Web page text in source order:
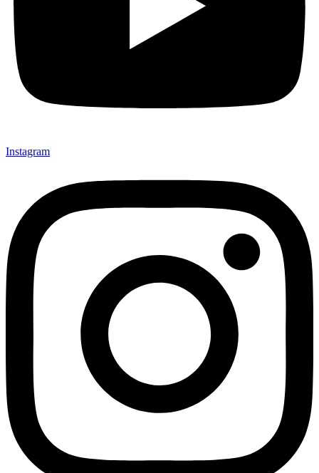
Instagram